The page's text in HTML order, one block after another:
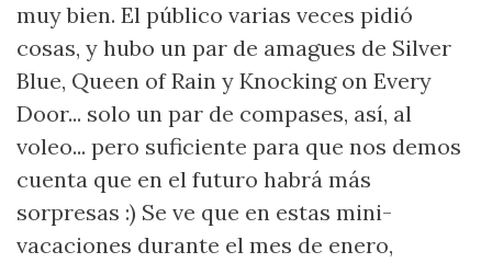
muy bien. El público varias veces pidió
cosas, y hubo un par de amagues de Silver
Blue, Queen of Rain y Knocking on Every
Door... solo un par de compases, así, al
voleo... pero suficiente para que nos demos
cuenta que en el futuro habrá más
sorpresas :) Se ve que en estas mini-
vacaciones durante el mes de enero,